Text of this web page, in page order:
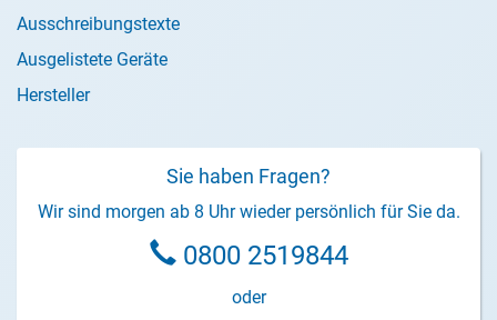
Ausschreibungstexte
Ausgelistete Geräte
Hersteller
Sie haben Fragen?
Wir sind morgen ab 8 Uhr wieder persönlich für Sie da.
0800 2519844
oder